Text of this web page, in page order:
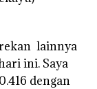
lainnya
ini. Saya
dengan